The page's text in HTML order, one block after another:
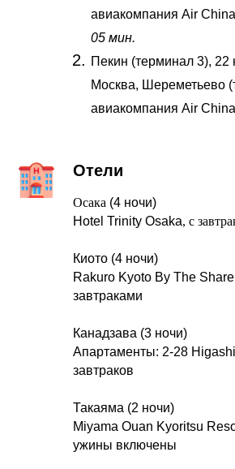
авиакомпания Air
05 мин.
Пекин (терминал 3), 22
Москва, Шереметьево
авиакомпания Air
Отели
Осака (4 ночи)
Hotel Trinity Osaka, с
Киото (4 ночи)
Rakuro Kyoto By The
завтраками
Канадзава (3 ночи)
Апартаменты: 2-28
завтраков
Такаяма (2 ночи)
Miyama Ouan Kyoritsu
ужины включены